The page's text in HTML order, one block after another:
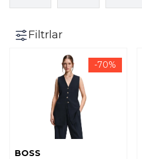
Filtrlar
-70%
BOSS